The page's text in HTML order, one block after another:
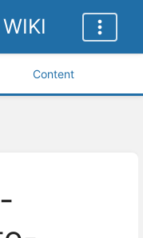
Content